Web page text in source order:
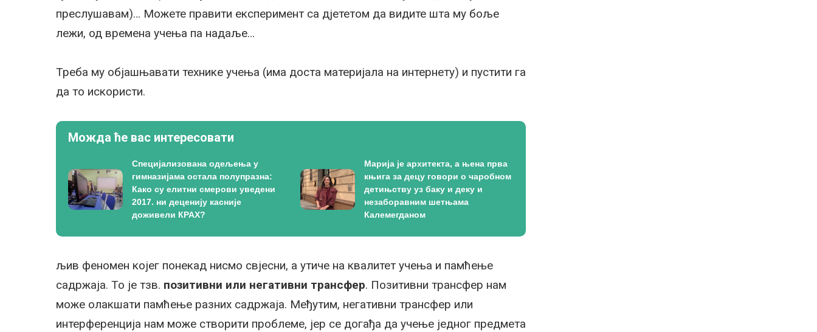
преслушавам)… Можете правити експеримент са дјететом да видите шта му боље
лежи, од времена учења па надаље…
Треба му објашњавати технике учења (има доста материјала на интернету) и пустити га
да то искористи.
Можда ће вас интересовати
Специјализована одељења у
гимназијама остала полупразна:
Како су елитни смерови уведени
2017. ни деценију касније
доживели КРАХ?
Марија је архитекта, а њена прва
књига за децу говори о чаробном
детињству уз баку и деку и
незаборавним шетњама
Калемегданом
љив феномен којег понекад нисмо свјесни, а утиче на квалитет учења и памћење
садржаја. То је тзв. позитивни или негативни трансфер. Позитивни трансфер нам
може олакшати памћење разних садржаја. Међутим, негативни трансфер или
интерференција нам може створити проблеме, јер се догађа да учење једног предмета